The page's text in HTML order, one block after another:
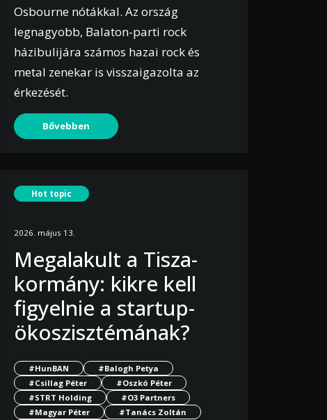
Osbourne nótákkal. Az ország
legnagyobb, Balaton-parti rock
házibulijára számos hazai rock és
metal zenekar is visszaigazolta az
érkezését.
Bővebben
Hot topic
2026. május 13.
Megalakult a Tisza-
kormány: kikre kell
figyelnie a startup-
ökoszisztémának?
#HunBAN
#Balogh Petya
#Csillag Péter
#Oszkó Péter
#STRT Holding
#O3 Partners
#Magyar Péter
#Tanács Zoltán